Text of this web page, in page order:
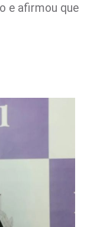
e afirmou que